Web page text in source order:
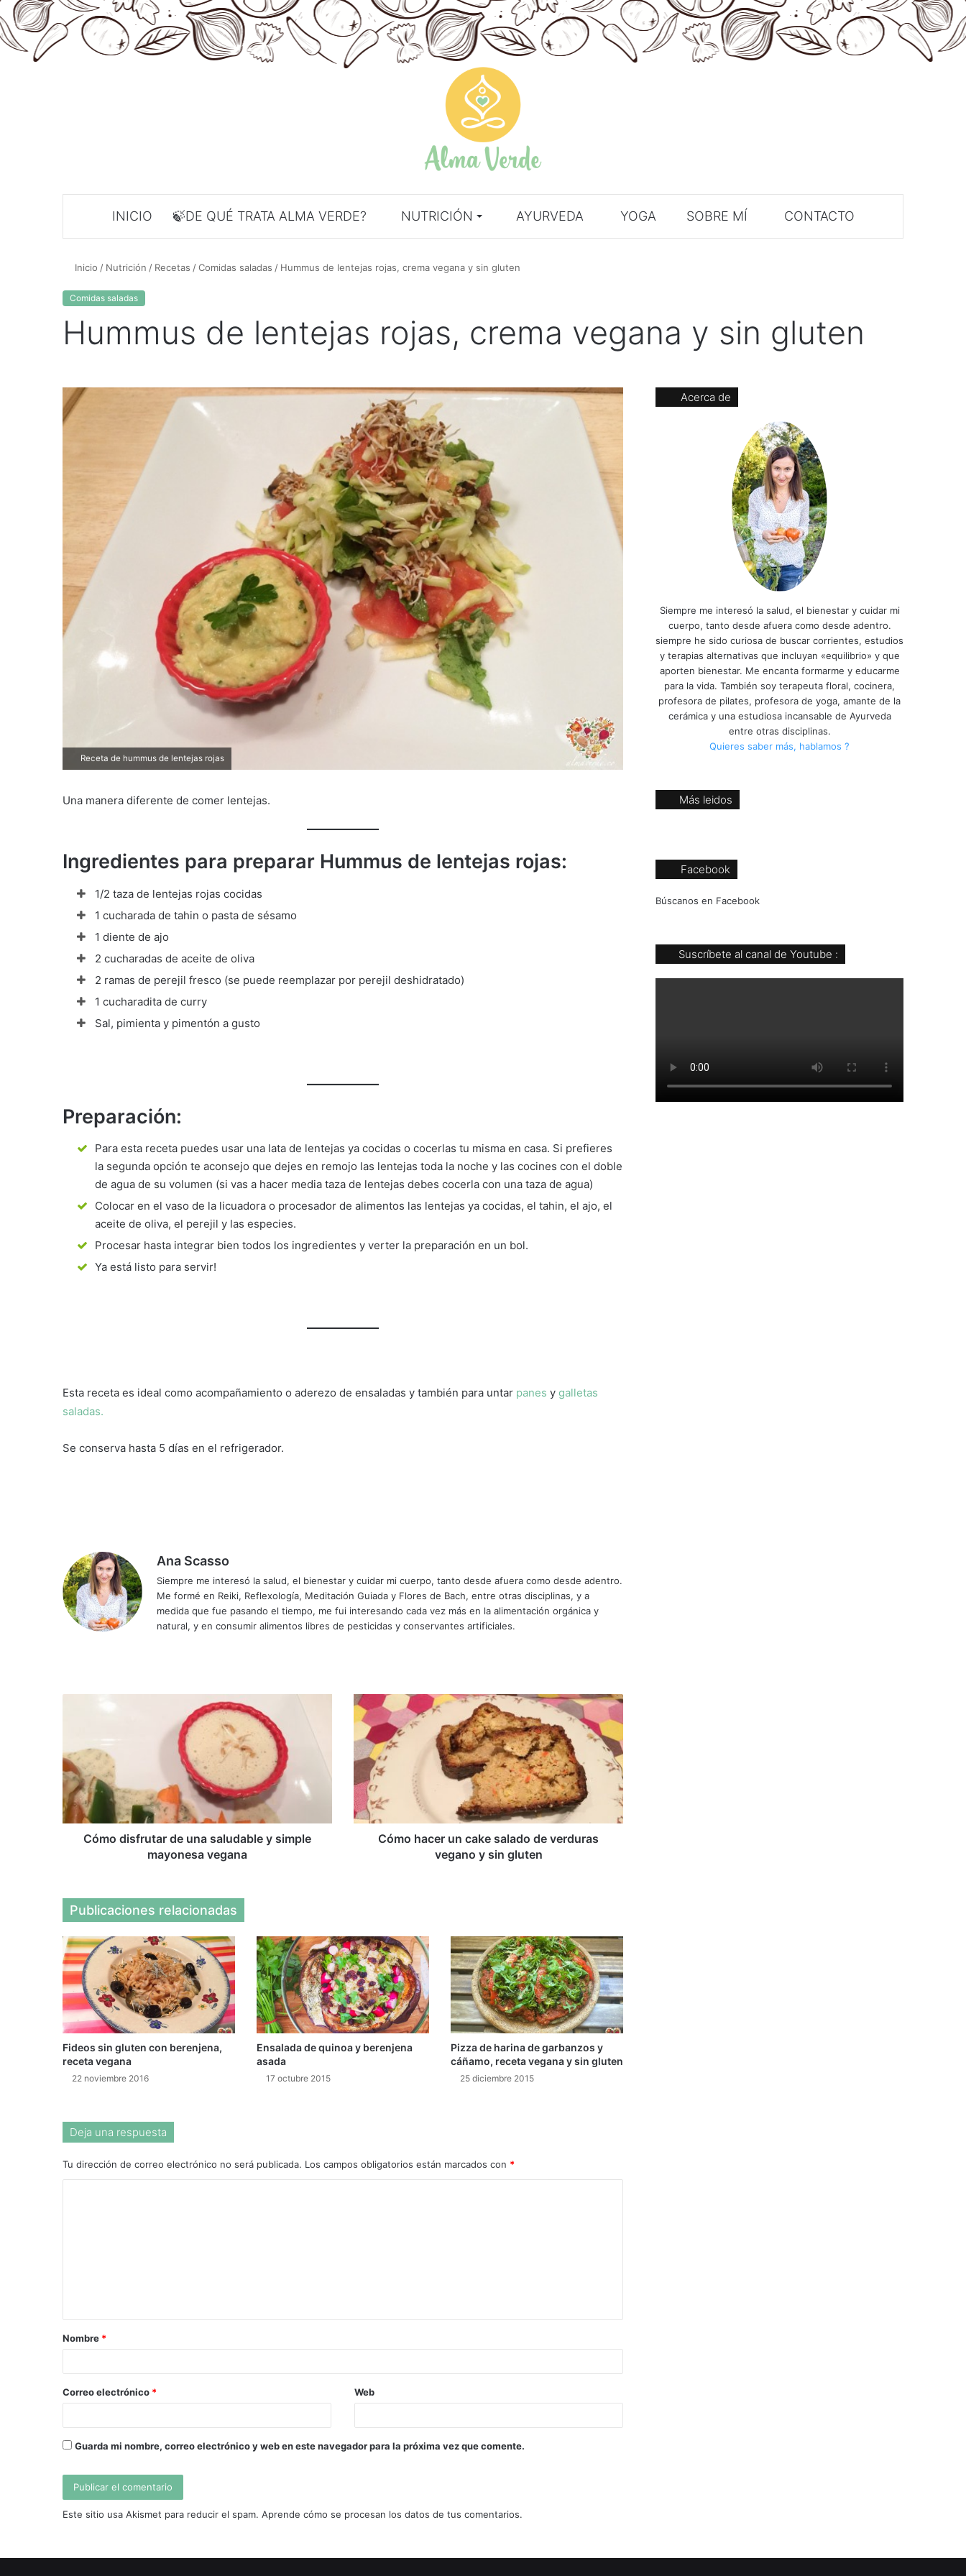
INICIO 🍃DE QUÉ TRATA ALMA VERDE? NUTRICIÓN AYURVEDA YOGA SOBRE MÍ CONTACTO
Inicio / Nutrición / Recetas /Comidas saladas / Hummus de lentejas rojas, crema vegana y sin gluten
Comidas saladas
Hummus de lentejas rojas, crema vegana y sin gluten
Receta de hummus de lentejas rojas
Una manera diferente de comer lentejas.
Ingredientes para preparar Hummus de lentejas rojas:
1/2 taza de lentejas rojas cocidas
1 cucharada de tahin o pasta de sésamo
1 diente de ajo
2 cucharadas de aceite de oliva
2 ramas de perejil fresco (se puede reemplazar por perejil deshidratado)
1 cucharadita de curry
Sal, pimienta y pimentón a gusto
Preparación:
Para esta receta puedes usar una lata de lentejas ya cocidas o cocerlas tu misma en casa. Si prefieres
la segunda opción te aconsejo que dejes en remojo las lentejas toda la noche y las cocines con el doble
de agua de su volumen (si vas a hacer media taza de lentejas debes cocerla con una taza de agua)
Colocar en el vaso de la licuadora o procesador de alimentos las lentejas ya cocidas, el tahin, el ajo, el
aceite de oliva, el perejil y las especies.
Procesar hasta integrar bien todos los ingredientes y verter la preparación en un bol.
Ya está listo para servir!
Esta receta es ideal como acompañamiento o aderezo de ensaladas y también para untar panes y galletas
saladas.
Se conserva hasta 5 días en el refrigerador.
Ana Scasso
Siempre me interesó la salud, el bienestar y cuidar mi cuerpo, tanto desde afuera como desde adentro.
Me formé en Reiki, Reflexología, Meditación Guiada y Flores de Bach, entre otras disciplinas, y a
medida que fue pasando el tiempo, me fui interesando cada vez más en la alimentación orgánica y
natural, y en consumir alimentos libres de pesticidas y conservantes artificiales.
saludable
y
simple
mayonesa
vegana
Cómo disfrutar de una saludable y simple
mayonesa vegana
Cómo
hacer
cake
salado
verduras
vegano
y
Cómo hacer un cake salado de verduras
vegano y sin gluten
Publicaciones relacionadas
Fideos sin gluten con berenjena,
receta vegana
22 noviembre 2016
Ensalada de quinoa y berenjena
asada
17 octubre 2015
Pizza de harina de garbanzos y
cáñamo, receta vegana y sin gluten
25 diciembre 2015
Deja una respuesta
Tu dirección de correo electrónico no será publicada. Los campos obligatorios están marcados con *
a
r
*
Nombre *
Correo electrónico * Web
Guarda mi nombre, correo electrónico y web en este navegador para la próxima vez que comente.
Este sitio usa Akismet para reducir el spam. Aprende cómo se procesan los datos de tus comentarios.
Acerca de
Siempre me interesó la salud, el bienestar y cuidar mi
cuerpo, tanto desde afuera como desde adentro.
siempre he sido curiosa de buscar corrientes, estudios
y terapias alternativas que incluyan «equilibrio» y que
aporten bienestar. Me encanta formarme y educarme
para la vida. También soy terapeuta floral, cocinera,
profesora de pilates, profesora de yoga, amante de la
cerámica y una estudiosa incansable de Ayurveda
entre otras disciplinas.
Quieres saber más, hablamos ?
Más leidos
Facebook
Búscanos en Facebook
Suscríbete al canal de Youtube :